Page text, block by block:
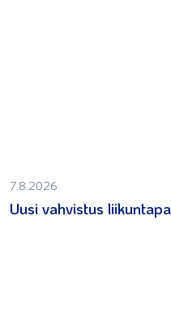
7.8.2026
Uusi vahvistus